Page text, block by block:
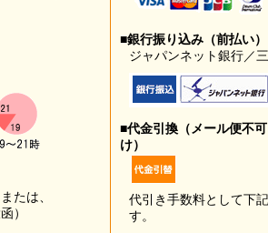
たは、
）
■銀行振り込み（前払い）
ジャパンネット銀行／
■代金引換（メール便不
け）
代引き手数料として下
す。